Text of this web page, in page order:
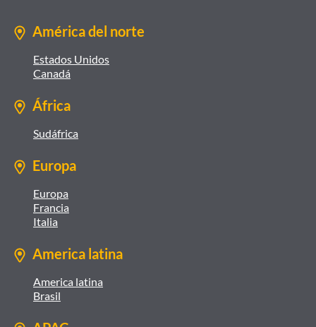
América del norte
Estados Unidos
Canadá
África
Sudáfrica
Europa
Europa
Francia
Italia
America latina
America latina
Brasil